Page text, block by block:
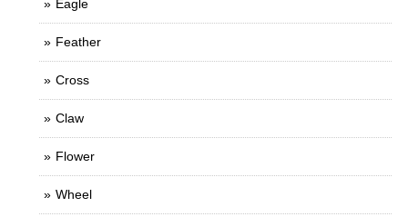
Eagle
Feather
Cross
Claw
Flower
Wheel